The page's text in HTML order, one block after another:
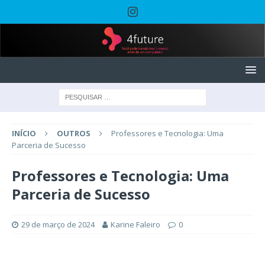
INÍCIO OUTROS
Professores e Tecnologia: Uma
Parceria de Sucesso
Professores e Tecnologia: Uma
Parceria de Sucesso
29 de março de 2024 Karine Faleiro 0